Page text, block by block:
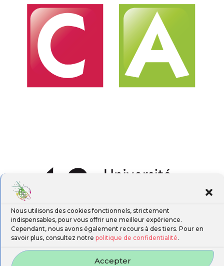
Nous utilisons des cookies fonctionnels, strictement
indispensables, pour vous offrir une meilleur expérience.
Cependant, nous avons également recours à des tiers. Pour en
savoir plus, consultez notre politique de confidentialité.
Accepter